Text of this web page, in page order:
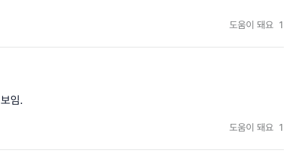
도움이 돼요 1
임.
도움이 돼요 1